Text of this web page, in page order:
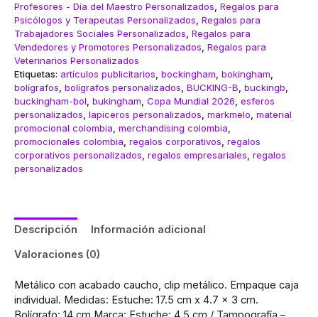
Profesores - Día del Maestro Personalizados, Regalos para
Psicólogos y Terapeutas Personalizados, Regalos para
Trabajadores Sociales Personalizados, Regalos para
Vendedores y Promotores Personalizados, Regalos para
Veterinarios Personalizados
Etiquetas: artículos publicitarios, bockingham, bokingham,
bolígrafos, bolígrafos personalizados, BUCKING-B, buckingb,
buckingham-bol, bukingham, Copa Mundial 2026, esferos
personalizados, lapiceros personalizados, markmelo, material
promocional colombia, merchandising colombia,
promocionales colombia, regalos corporativos, regalos
corporativos personalizados, regalos empresariales, regalos
personalizados
Descripción
Información adicional
Valoraciones (0)
Metálico con acabado caucho, clip metálico. Empaque caja
individual. Medidas: Estuche: 17.5 cm x 4.7 x 3 cm.